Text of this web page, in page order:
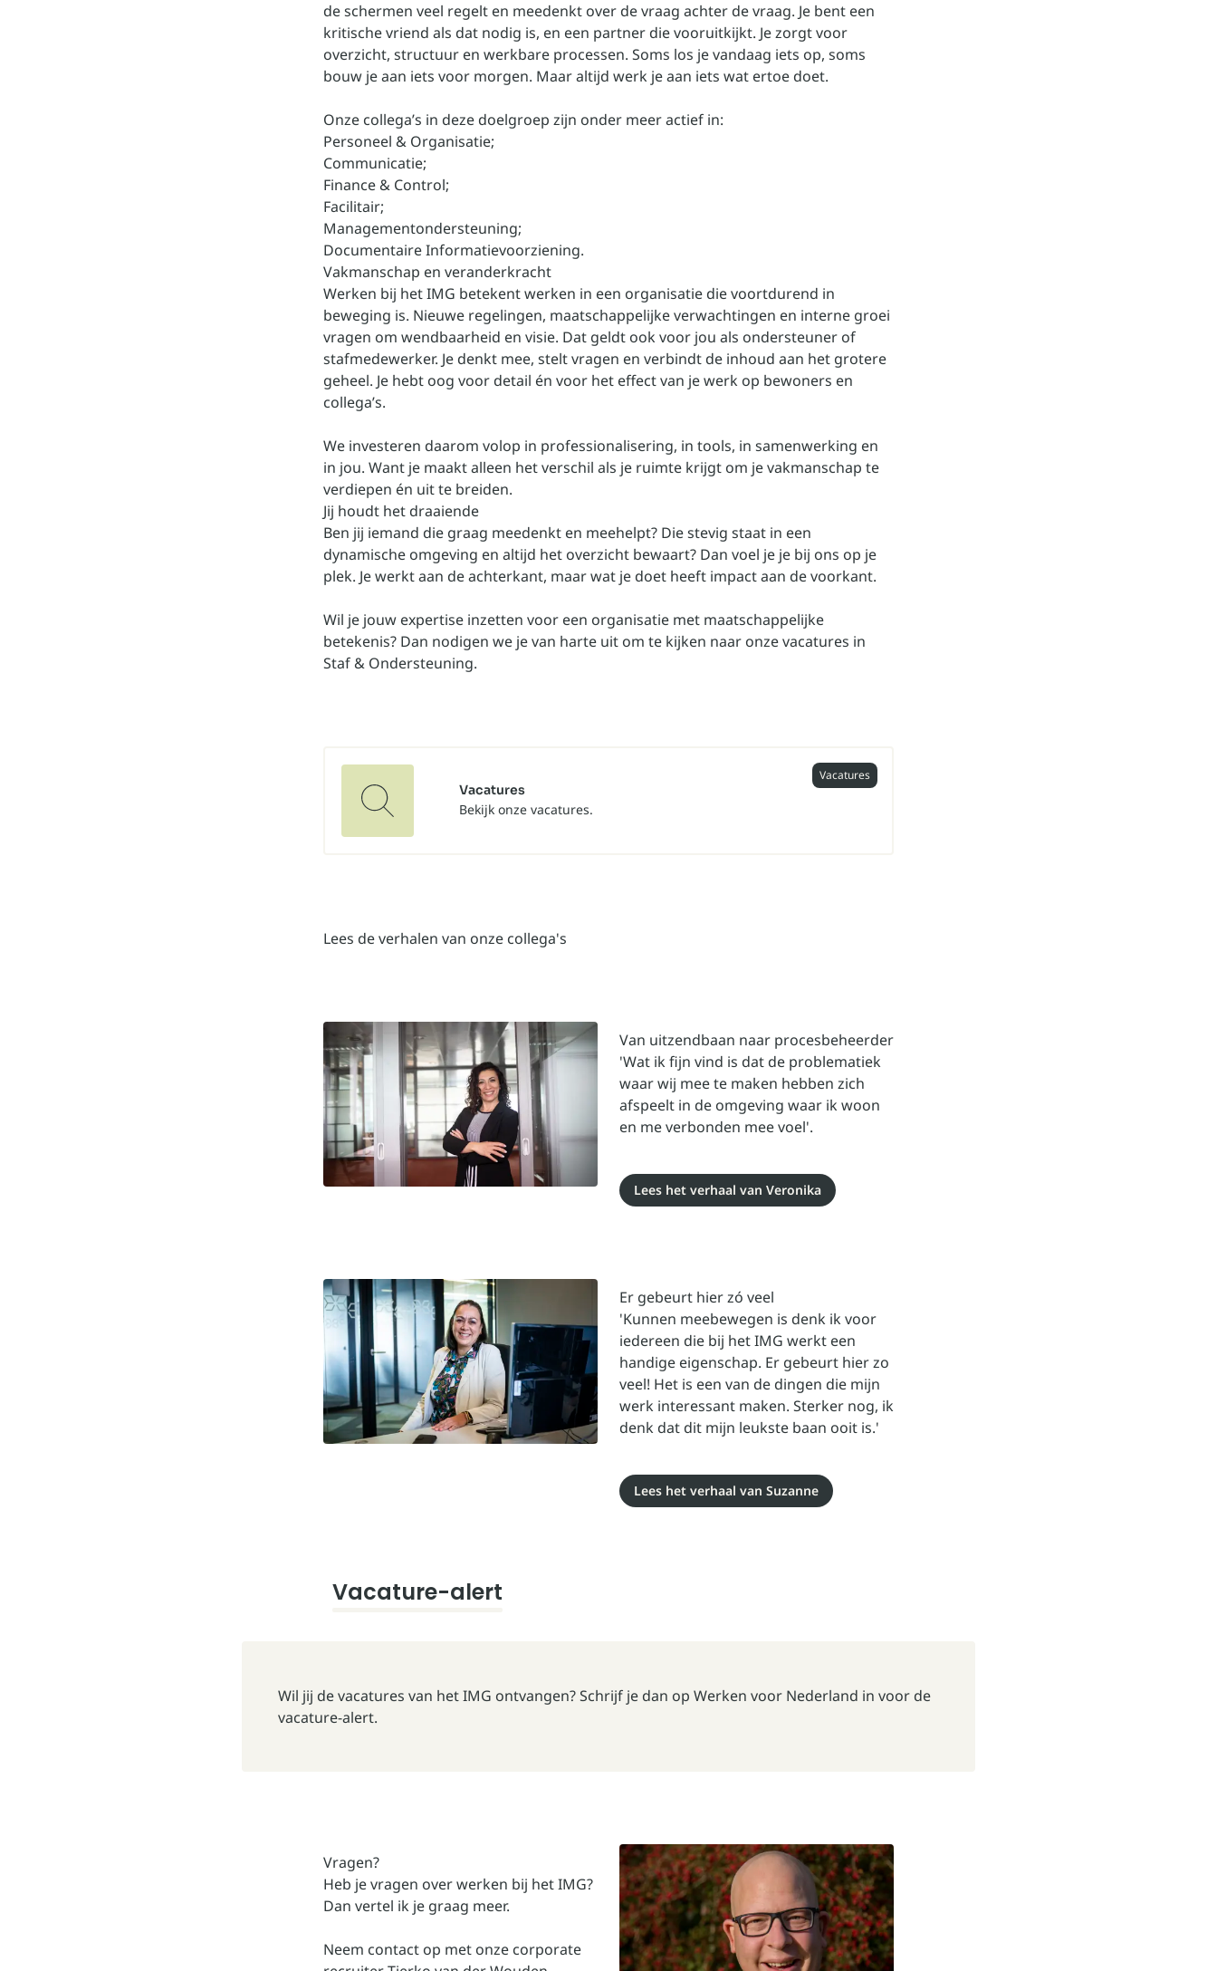
de schermen veel regelt en meedenkt over de vraag achter de vraag. Je bent een
kritische vriend als dat nodig is, en een partner die vooruitkijkt. Je zorgt voor
overzicht, structuur en werkbare processen. Soms los je vandaag iets op, soms
bouw je aan iets voor morgen. Maar altijd werk je aan iets wat ertoe doet.
Onze collega’s in deze doelgroep zijn onder meer actief in:
Personeel & Organisatie;
Communicatie;
Finance & Control;
Facilitair;
Managementondersteuning;
Documentaire Informatievoorziening.
Vakmanschap en veranderkracht
Werken bij het IMG betekent werken in een organisatie die voortdurend in
beweging is. Nieuwe regelingen, maatschappelijke verwachtingen en interne groei
vragen om wendbaarheid en visie. Dat geldt ook voor jou als ondersteuner of
stafmedewerker. Je denkt mee, stelt vragen en verbindt de inhoud aan het grotere
geheel. Je hebt oog voor detail én voor het effect van je werk op bewoners en
collega’s.
We investeren daarom volop in professionalisering, in tools, in samenwerking en
in jou. Want je maakt alleen het verschil als je ruimte krijgt om je vakmanschap te
verdiepen én uit te breiden.
Jij houdt het draaiende
Ben jij iemand die graag meedenkt en meehelpt? Die stevig staat in een
dynamische omgeving en altijd het overzicht bewaart? Dan voel je je bij ons op je
plek. Je werkt aan de achterkant, maar wat je doet heeft impact aan de voorkant.
Wil je jouw expertise inzetten voor een organisatie met maatschappelijke
betekenis? Dan nodigen we je van harte uit om te kijken naar onze vacatures in
Staf & Ondersteuning.
Vacatures
Bekijk onze vacatures.
Vacatures
Lees de verhalen van onze collega's
Van uitzendbaan naar procesbeheerder
'Wat ik fijn vind is dat de problematiek
waar wij mee te maken hebben zich
afspeelt in de omgeving waar ik woon
en me verbonden mee voel'.
Lees het verhaal van Veronika
Er gebeurt hier zó veel
'Kunnen meebewegen is denk ik voor
iedereen die bij het IMG werkt een
handige eigenschap. Er gebeurt hier zo
veel! Het is een van de dingen die mijn
werk interessant maken. Sterker nog, ik
denk dat dit mijn leukste baan ooit is.'
Lees het verhaal van Suzanne
Vacature-alert
Wil jij de vacatures van het IMG ontvangen? Schrijf je dan op Werken voor Nederland in voor de
vacature-alert.
Vragen?
Heb je vragen over werken bij het IMG?
Dan vertel ik je graag meer.
Neem contact op met onze corporate